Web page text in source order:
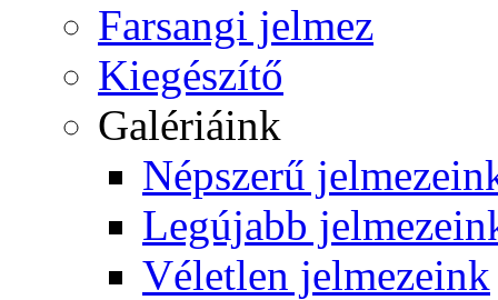
Farsangi jelmez
Kiegészítő
Galériáink
Népszerű
Legújabb
Véletlen jelmezeink